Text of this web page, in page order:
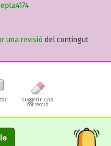
una revisió del contingut
Suggerir una
correcció